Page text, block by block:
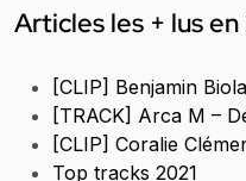
Articles les + lus
[CLIP] Benjamin
[TRACK] Arca M –
[CLIP] Coralie
Top tracks 2021